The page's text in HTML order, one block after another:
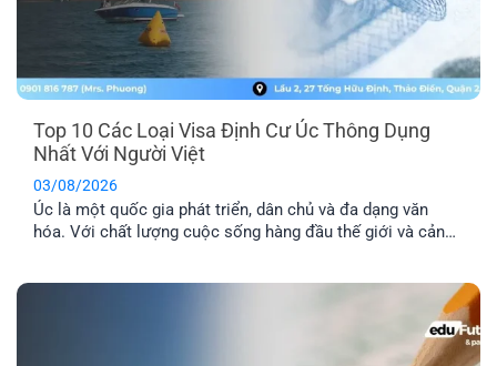
Top 10 Các Loại Visa Định Cư Úc Thông Dụng
Nhất Với Người Việt
03/08/2026
Úc là một quốc gia phát triển, dân chủ và đa dạng văn
hóa. Với chất lượng cuộc sống hàng đầu thế giới và cảnh